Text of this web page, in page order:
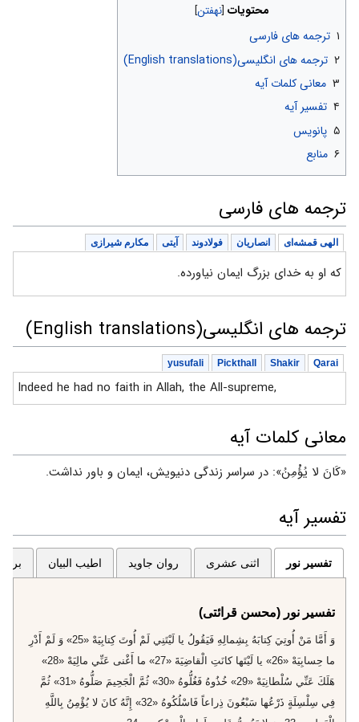
محتویات
۱ ترجمه های فارسی
۲ ترجمه های انگلیسی(English translations)
۳ معانی کلمات آیه
۴ تفسیر آیه
۵ پانویس
۶ منابع
ترجمه های فارسی
الهی قمشه‌ای انصاریان فولادوند آیتی مکارم شیرازی
که او به خدای بزرگ ایمان نیاورده.
ترجمه های انگلیسی(English translations)
Qarai
Shakir
Pickthall
yusufali
Indeed he had no faith in Allah, the All-supreme,
معانی کلمات آیه
«کَانَ لا یُؤْمِنُ»: در سراسر زندگی دنیویش، ایمان و باور نداشت.
تفسیر آیه
تفسیر نور اثنی عشری روان جاوید اطیب البیان
تفسیر نور (محسن قرائتی)
وَ أَمَّا مَنْ أُوتِيَ كِتابَهُ بِشِمالِهِ فَيَقُولُ يا لَيْتَنِي لَمْ أُوتَ كِتابِيَهْ «25» وَ لَمْ أَدْرِ
ما حِسابِيَهْ «26» يا لَيْتَها كانَتِ الْقاضِيَةَ «27» ما أَغْنى‌ عَنِّي مالِيَهْ «28»
هَلَكَ عَنِّي سُلْطانِيَهْ «29» خُذُوهُ فَغُلُّوهُ «30» ثُمَّ الْجَحِيمَ صَلُّوهُ «31» ثُمَّ
فِي سِلْسِلَةٍ ذَرْعُها سَبْعُونَ ذِراعاً فَاسْلُكُوهُ «32» إِنَّهُ كانَ لا يُؤْمِنُ بِاللَّهِ